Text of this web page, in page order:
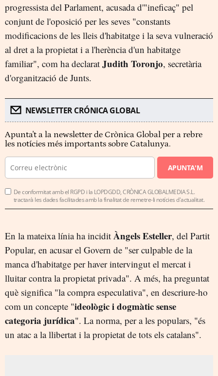
progressista del Parlament, acusada d'"ineficaç" pel
conjunt de l'oposició per les seves "constants
modificacions de les lleis d'habitatge i la seva vulneració
al dret a la propietat i a l'herència d'un habitatge
familiar", com ha declarat Judith Toronjo, secretària
d'organització de Junts.
NEWSLETTER CRÓNICA GLOBAL
Apunta't a la newsletter de Crònica Global per a rebre
les notícies més importants sobre Catalunya.
APUNTA'M
De conformitat amb el RGPD i la LOPDGDD, CRÒNICA GLOBALMEDIA S.L.
tractarà les dades facilitades amb la finalitat de remetre-li notícies d'actualitat.
En la mateixa línia ha incidit Àngels Esteller, del Partit
Popular, en acusar el Govern de "ser culpable de la
manca d'habitatge per haver intervingut el mercat i
lluitar contra la propietat privada". A més, ha preguntat
què significa "la compra especulativa", en descriure-ho
com un concepte "ideològic i dogmàtic sense
categoria jurídica". La norma, per a les populars, "és
un atac a la llibertat i la propietat de tots els catalans".